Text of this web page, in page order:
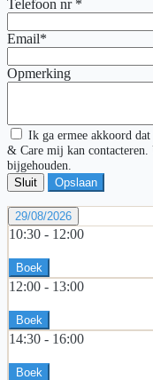
Telefoon nr *
Email*
Opmerking
Ik ga ermee akkoord
& Care mij kan contacteren.
bijgehouden.
Sluit Opslaan
29/08/2026
10:30 - 12:00
Boek
12:00 - 13:00
Boek
14:30 - 16:00
Boek